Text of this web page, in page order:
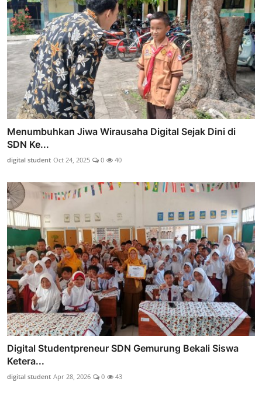
Menumbuhkan Jiwa Wirausaha Digital Sejak Dini di
SDN Ke...
digital student Oct 24, 2025 0 40
Digital Studentpreneur SDN Gemurung Bekali Siswa
Ketera...
digital student Apr 28, 2026 0 43